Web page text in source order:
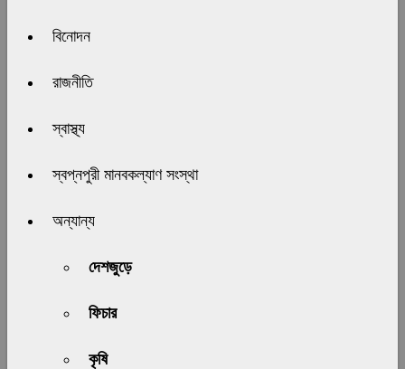
বিনোদন
রাজনীতি
স্বাস্থ্য
স্বপ্নপুরী মানবকল্যাণ সংস্থা
অন্যান্য
দেশজুড়ে
ফিচার
কৃষি